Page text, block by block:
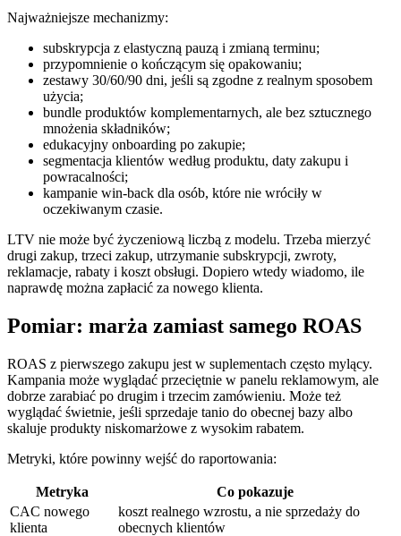
Najważniejsze mechanizmy:
subskrypcja z elastyczną pauzą i zmianą terminu;
przypomnienie o kończącym się opakowaniu;
zestawy 30/60/90 dni, jeśli są zgodne z realnym sposobem
użycia;
bundle produktów komplementarnych, ale bez sztucznego
mnożenia składników;
edukacyjny onboarding po zakupie;
segmentacja klientów według produktu, daty zakupu i
powracalności;
kampanie win-back dla osób, które nie wróciły w
oczekiwanym czasie.
LTV nie może być życzeniową liczbą z modelu. Trzeba mierzyć
drugi zakup, trzeci zakup, utrzymanie subskrypcji, zwroty,
reklamacje, rabaty i koszt obsługi. Dopiero wtedy wiadomo, ile
naprawdę można zapłacić za nowego klienta.
Pomiar: marża zamiast samego ROAS
ROAS z pierwszego zakupu jest w suplementach często mylący.
Kampania może wyglądać przeciętnie w panelu reklamowym, ale
dobrze zarabiać po drugim i trzecim zamówieniu. Może też
wyglądać świetnie, jeśli sprzedaje tanio do obecnej bazy albo
skaluje produkty niskomarżowe z wysokim rabatem.
Metryki, które powinny wejść do raportowania:
Metryka
Co pokazuje
CAC nowego
klienta
koszt realnego wzrostu, a nie sprzedaży do
obecnych klientów